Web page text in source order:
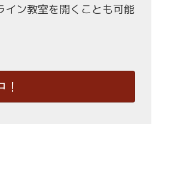
ン教室を開くことも可能